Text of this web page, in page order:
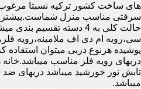
های ساخت کشور ترکیه نسبتا
سرقتی مناسب منزل شماست.بیشتر
حالت کلی به 4 دسته تقسیم
سی،رویه ام دی اف ملامینه،رویه
پوشیده هرنوع دربی میتوان
دربهای رویه فلز مناسب
تابش نور خورشید میباشد دربهای
میباشد.